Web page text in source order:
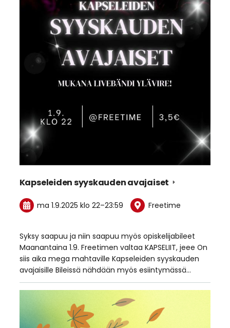
Kapseleiden syyskauden avajaiset
ma 1.9.2025klo 22–23:59 Freetime
Syksy saapuu ja niin saapuu myös opiskelijabileet
Maanantaina 1.9. Freetimen valtaa KAPSELIIT, jeee On
siis aika mega mahtaville Kapseleiden syyskauden
avajaisille Bileissä nähdään myös esiintymässä…